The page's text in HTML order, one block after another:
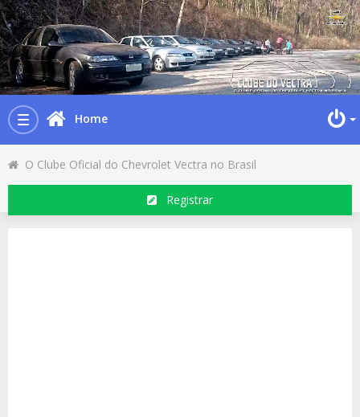
Toggle
navigation
Home
O Clube Oficial do Chevrolet Vectra no Brasil
Registrar